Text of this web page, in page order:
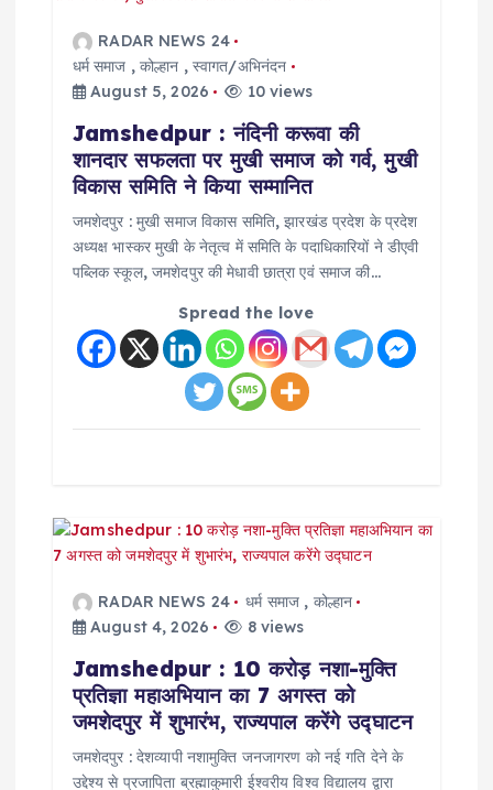
RADAR NEWS 24
धर्म समाज ,कोल्हान , स्वागत/अभिनंदन
August 5, 2026
10 views
Jamshedpur : नंदिनी करूवा की
शानदार सफलता पर मुखी समाज को गर्व, मुखी
विकास समिति ने किया सम्मानित
जमशेदपुर : मुखी समाज विकास समिति, झारखंड प्रदेश के प्रदेश
अध्यक्ष भास्कर मुखी के नेतृत्व में समिति के पदाधिकारियों ने डीएवी
पब्लिक स्कूल, जमशेदपुर की मेधावी छात्रा एवं समाज की…
Spread the love
RADAR NEWS 24 धर्म समाज , कोल्हान
August 4, 2026
8 views
Jamshedpur : 10 करोड़ नशा-मुक्ति
प्रतिज्ञा महाअभियान का 7 अगस्त को
जमशेदपुर में शुभारंभ, राज्यपाल करेंगे उद्घाटन
जमशेदपुर : देशव्यापी नशामुक्ति जनजागरण को नई गति देने के
उद्देश्य से प्रजापिता ब्रह्माकुमारी ईश्वरीय विश्व विद्यालय द्वारा